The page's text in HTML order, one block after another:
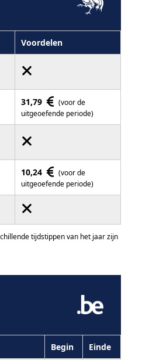
Voordelen
31,79
(voor de
uitgeoefende periode)
10,24
(voor de
uitgeoefende periode)
tijdstippen van het jaar zijn
Begin Einde